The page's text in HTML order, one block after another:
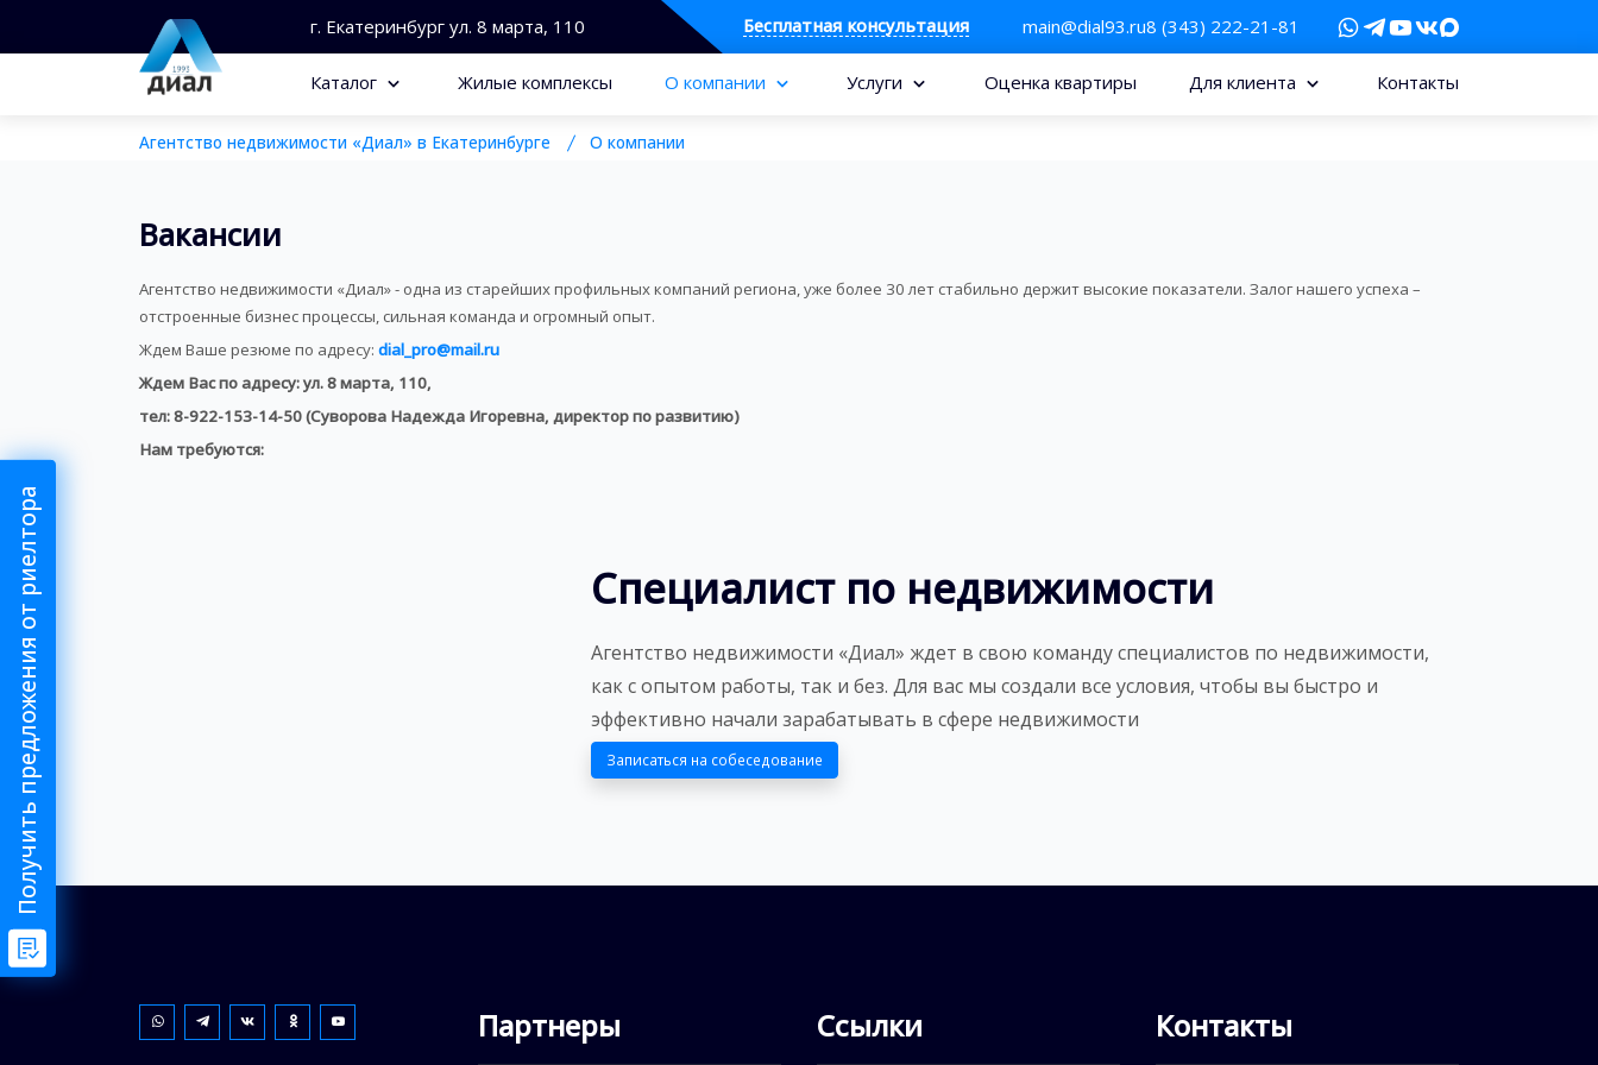
г. Екатеринбург ул. 8 марта, 110 Бесплатная консультация main@dial93.ru8 (343) 222-21-81
Каталог Жилые комплексы О компании Услуги Оценка квартиры Для клиента Контакты
Агентство недвижимости «Диал» в Екатеринбурге О компании
Вакансии
Агентство недвижимости «Диал» - одна из старейших профильных компаний региона, уже более 30 лет стабильно держит высокие показатели. Залог нашего успеха –
отстроенные бизнес процессы, сильная команда и огромный опыт.
Ждем Ваше резюме по адресу: dial_pro@mail.ru
Ждем Вас по адресу: ул. 8 марта, 110,
тел: 8-922-153-14-50 (Суворова Надежда Игоревна, директор по развитию)
Нам требуются:
Специалист по недвижимости
Агентство недвижимости «Диал» ждет в свою команду специалистов по недвижимости,
как с опытом работы, так и без. Для вас мы создали все условия, чтобы вы быстро и
эффективно начали зарабатывать в сфере недвижимости
Записаться на собеседование
Партнеры Ссылки Контакты
Получить предложения от риелтора